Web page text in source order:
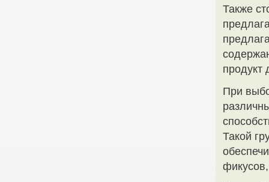
Также
продукт
При
Такой